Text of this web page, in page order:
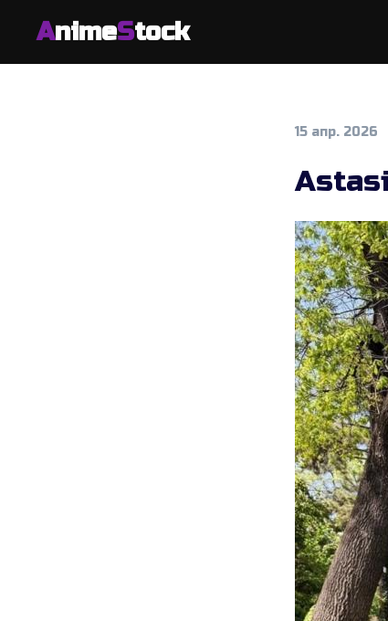
AnimeStock
15 апр. 2026